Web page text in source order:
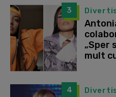
3
„Sper
mult
4